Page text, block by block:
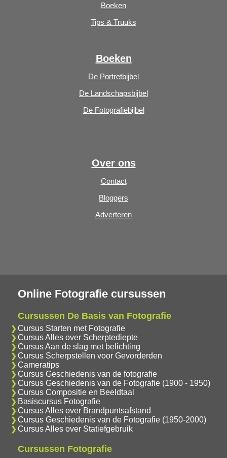
Boeken
Tips & Truuks
Boeken
De Portretbijbel
De Landschapsbijbel
De Fotografiebijbel
Over ons
Contact
Bloggers
Adverteren
Online Fotografie cursussen
Cursussen De Basis van Fotografie
Cursus Starten met Fotografie
Cursus Alles over Scherptediepte
Cursus Aan de slag met belichting
Cursus Scherpstellen voor Gevorderden
Cameratips
Cursus Geschiedenis van de fotografie
Cursus Geschiedenis van de Fotografie (1900 - 1950)
Cursus Compositie en Beeldtaal
Basiscursus Fotografie
Cursus Alles over Brandpuntsafstand
Cursus Geschiedenis van de Fotografie (1950-2000)
Cursus Alles over Statiefgebruik
Cursussen Fotografie